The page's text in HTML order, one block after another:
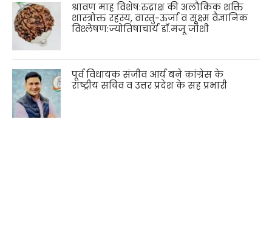
श्रावण माह विशेष:रुद्राक्ष की अलौकिक शक्ति
शास्त्रोक्त रहस्य, वास्तु-ऊर्जा व सूक्ष्म वैज्ञानिक
विश्लेषण:ज्योतिषाचार्य डॉ.मंजू जोशी
पूर्व विधायक संजीव आर्य बने कांग्रेस के
राष्ट्रीय सचिव व उत्तर प्रदेश के सह प्रभारी